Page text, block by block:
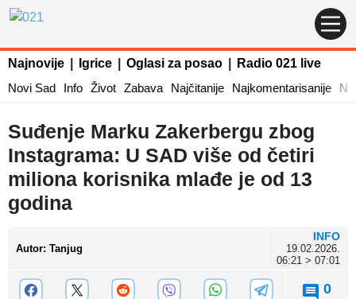
Najnovije Igrice Oglasi za posao
Radio 021 live
Novi Sad
Info Život Zabava Najčitanije Najkomentarisanije
Suđenje Marku Zakerbergu zbog
Instagrama: U SAD više od četiri
miliona korisnika mlađe je od 13
godina
Autor: Tanjug
INFO
19.02.2026.
06:21 > 07:01
0